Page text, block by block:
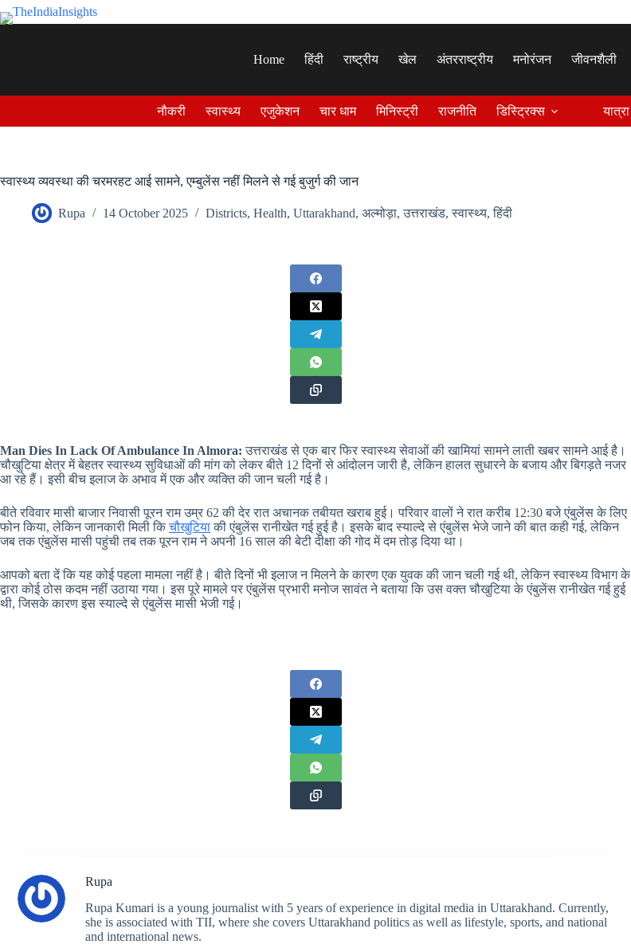
Skip
to
Home
हिंदी राष्ट्रीय खेल अंतरराष्ट्रीय मनोरंजन जीवनशैली
नौकरी स्वास्थ्य एजुकेशन चार धाम मिनिस्ट्री राजनीति डिस्ट्रिक्स यात्रा
स्वास्थ्य व्यवस्था की चरमरहट आई सामने, एम्बुलेंस नहीं मिलने से गई बुजुर्ग की जान
Rupa 14 October 2025 Districts, Health, Uttarakhand, अल्मोड़ा,उत्तराखंड,स्वास्थ्य,हिंदी
Man Dies In Lack Of Ambulance In Almora: उत्तराखंड से एक बार फिर स्वास्थ्य सेवाओं की खामियां सामने लाती खबर सामने आई है।
चौखुटिया क्षेत्र में बेहतर स्वास्थ्य सुविधाओं की मांग को लेकर बीते 12 दिनों से आंदोलन जारी है, लेकिन हालत सुधारने के बजाय और बिगड़ते नजर
आ रहे हैं। इसी बीच इलाज के अभाव में एक और व्यक्ति की जान चली गई है।
बीते रविवार मासी बाजार निवासी पूरन राम उम्र 62 की देर रात अचानक तबीयत खराब हुई। परिवार वालों ने रात करीब 12:30 बजे एंबुलेंस के लिए
फोन किया, लेकिन जानकारी मिली किचौखुटियाकी एंबुलेंस रानीखेत गई हुई है। इसके बाद स्याल्दे से एंबुलेंस भेजे जाने की बात कही गई, लेकिन
जब तक एंबुलेंस मासी पहुंची तब तक पूरन राम ने अपनी 16 साल की बेटी दीक्षा की गोद में दम तोड़ दिया था।
आपको बता दें कि यह कोई पहला मामला नहीं है। बीते दिनों भी इलाज न मिलने के कारण एक युवक की जान चली गई थी, लेकिन स्वास्थ्य विभाग के
द्वारा कोई ठोस कदम नहीं उठाया गया। इस पूरे मामले पर एंबुलेंस प्रभारी मनोज सावंत ने बताया कि उस वक्त चौखुटिया के एंबुलेंस रानीखेत गई हुई
थी, जिसके कारण इस स्याल्दे से एंबुलेंस मासी भेजी गई।
Rupa
Rupa Kumari is a young journalist with 5 years of experience in digital media in Uttarakhand. Currently,
she is associated with TII, where she covers Uttarakhand politics as well as lifestyle, sports, and national
and international news.